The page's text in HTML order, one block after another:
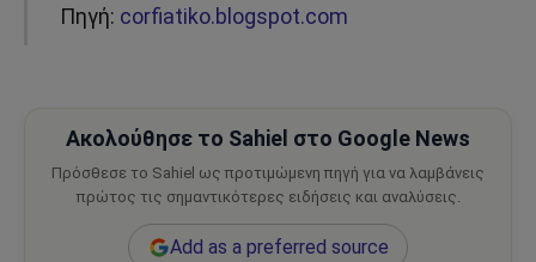
Πηγή: corfiatiko.blogspot.com
Ακολούθησε το Sahiel στο Google News
Πρόσθεσε το Sahiel ως προτιμώμενη πηγή για να λαμβάνεις
πρώτος τις σημαντικότερες ειδήσεις και αναλύσεις.
Add as a preferred source